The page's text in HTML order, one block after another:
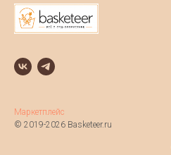
Маркетплейс
© 2019-2026 Basketeer.ru